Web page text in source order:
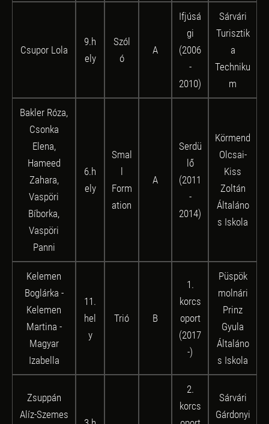
Csupor Lola
9.h
ely
Szól
ó
A
Ifjúsá
gi
(2006
-
2010)
Sárvári
Turisztik
a
Techniku
m
Bakler Róza,
Csonka
Elena,
Hameed
Zahara,
Vaspöri
Bíborka,
Vaspöri
Panni
6.h
ely
Smal
l
Form
ation
A
Serdü
lő
(2011
-
2014)
Körmend
Olcsai-
Kiss
Zoltán
Általáno
s Iskola
Kelemen
Boglárka -
Kelemen
Martina -
Magyar
Izabella
11.
hel
y
Trió B
1.
korcs
oport
(2017
-)
Püspök
molnári
Prinz
Gyula
Általáno
s Iskola
Zsuppán
Alíz-Szemes
2.
korcs
Sárvári
Gárdonyi